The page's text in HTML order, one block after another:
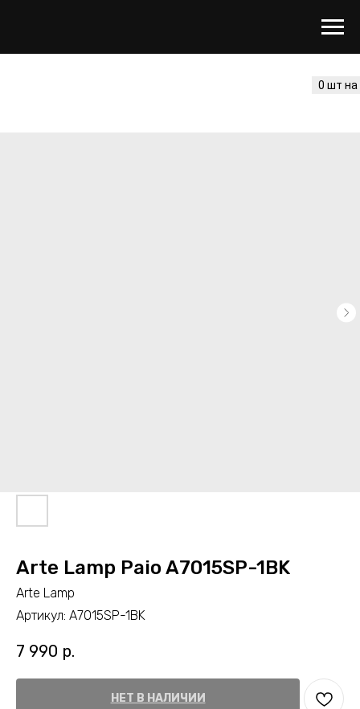
Arte Lamp Paio A7015SP-1BK
Arte Lamp
Артикул: A7015SP-1BK
7 990 р.
НЕТ В НАЛИЧИИ